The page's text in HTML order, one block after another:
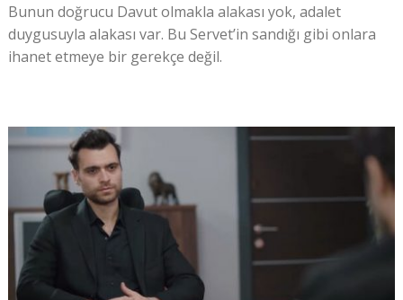
Bunun doğrucu Davut olmakla alakası yok, adalet
duygusuyla alakası var. Bu Servet’in sandığı gibi onlara
ihanet etmeye bir gerekçe değil.